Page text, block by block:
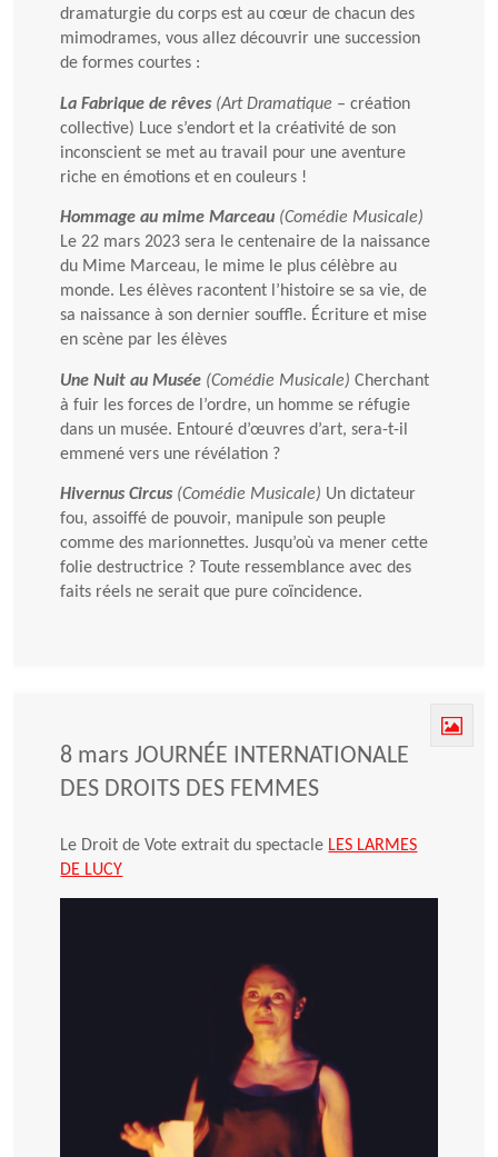
dramaturgie du corps est au cœur de chacun des
mimodrames, vous allez découvrir une succession
de formes courtes :
La Fabrique de rêves (Art Dramatique –création
collective) Luce s’endort et la créativité de son
inconscient se met au travail pour une aventure
riche en émotions et en couleurs !
Hommage au mime Marceau (Comédie Musicale)
Le 22 mars 2023 sera le centenaire de la naissance
du Mime Marceau, le mime le plus célèbre au
monde. Les élèves racontent l’histoire se sa vie, de
sa naissance à son dernier souffle. Écriture et mise
en scène par les élèves
Une Nuit au Musée (Comédie Musicale) Cherchant
à fuir les forces de l’ordre, un homme se réfugie
dans un musée. Entouré d’œuvres d’art, sera-t-il
emmené vers une révélation ?
Hivernus Circus (Comédie Musicale) Un dictateur
fou, assoiffé de pouvoir, manipule son peuple
comme des marionnettes. Jusqu’où va mener cette
folie destructrice ? Toute ressemblance avec des
faits réels ne serait que pure coïncidence.
8 mars JOURNÉE INTERNATIONALE
DES DROITS DES FEMMES
Le Droit de Vote extrait du spectacle LES LARMES
DE LUCY